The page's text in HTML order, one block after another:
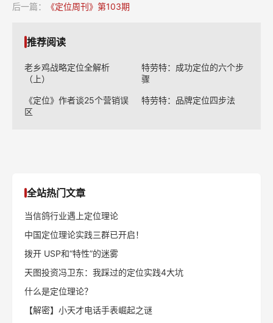
后一篇：
《定位周刊》第103期
推荐阅读
老乡鸡战略定位全解析
（上）
特劳特：成功定位的六个步
骤
《定位》作者谈25个营销误
区
特劳特：品牌定位四步法
全站热门文章
当信鸽行业遇上定位理论
中国定位理论实践三群已开启！
拨开 USP和“特性”的迷雾
天图投资冯卫东：我踩过的定位实践4大坑
什么是定位理论？
【解密】小天才电话手表崛起之谜